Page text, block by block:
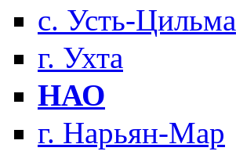
с. Усть-Цильма
г. Ухта
НАО
г. Нарьян-Мар